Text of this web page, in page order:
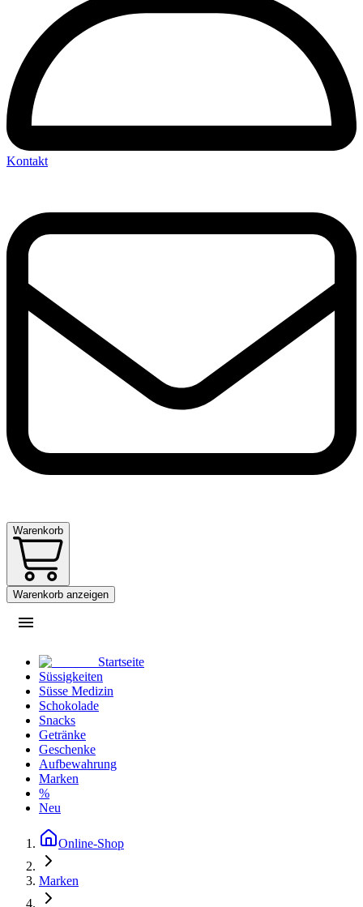
Kontakt
Warenkorb
Warenkorb anzeigen
Startseite
Süssigkeiten
Süsse Medizin
Schokolade
Snacks
Getränke
Geschenke
Aufbewahrung
Marken
%
Neu
Online-Shop
Marken